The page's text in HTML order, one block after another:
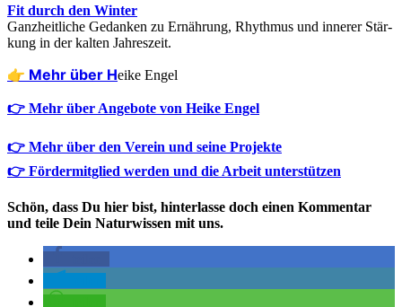
Fit durch den Win­ter
Ganz­heit­li­che Gedan­ken zu Ernäh­rung, Rhyth­mus und inne­rer Stär­
kung in der kal­ten Jahreszeit.
👉 Mehr über Heike Engel
👉 Mehr über Angebote von Heike Engel
👉 Mehr über den Verein und seine Projekte
👉 Fördermitglied werden und die Arbeit unterstützen
Schön, dass Du hier bist, hinterlasse doch einen Kommentar
und teile Dein Naturwissen mit uns.